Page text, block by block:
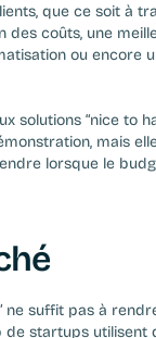
que ce soit à
des coûts, une
ou encore
solutions “nice to
mais
lorsque le
ne suffit pas à
de startups utilisent